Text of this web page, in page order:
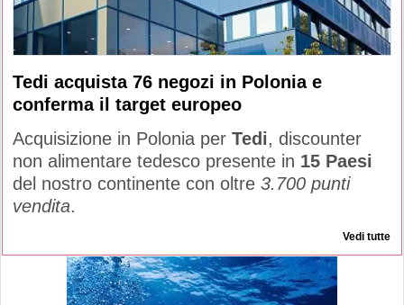
Tedi acquista 76 negozi in Polonia e
conferma il target europeo
Acquisizione in Polonia per Tedi, discounter
non alimentare tedesco presente in 15 Paesi
del nostro continente con oltre 3.700 punti
vendita.
Vedi tutte